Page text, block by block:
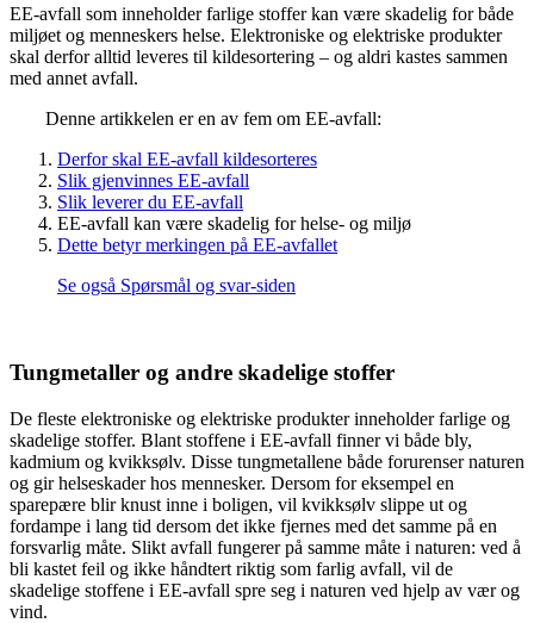
EE-avfall som inneholder farlige stoffer kan være skadelig for både
miljøet og menneskers helse. Elektroniske og elektriske produkter
skal derfor alltid leveres til kildesortering – og aldri kastes sammen
med annet avfall.
Denne artikkelen er en av fem om EE-avfall:
Derfor skal EE-avfall kildesorteres
Slik gjenvinnes EE-avfall
Slik leverer du EE-avfall
EE-avfall kan være skadelig for helse- og miljø
Dette betyr merkingen på EE-avfallet
Se også Spørsmål og svar-siden
Tungmetaller og andre skadelige stoffer
De fleste elektroniske og elektriske produkter inneholder farlige og
skadelige stoffer. Blant stoffene i EE-avfall finner vi både bly,
kadmium og kvikksølv. Disse tungmetallene både forurenser naturen
og gir helseskader hos mennesker. Dersom for eksempel en
sparepære blir knust inne i boligen, vil kvikksølv slippe ut og
fordampe i lang tid dersom det ikke fjernes med det samme på en
forsvarlig måte. Slikt avfall fungerer på samme måte i naturen: ved å
bli kastet feil og ikke håndtert riktig som farlig avfall, vil de
skadelige stoffene i EE-avfall spre seg i naturen ved hjelp av vær og
vind.